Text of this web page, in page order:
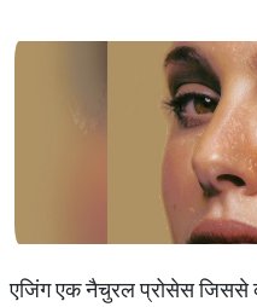
एजिंग एक नैचुरल प्रोसेस